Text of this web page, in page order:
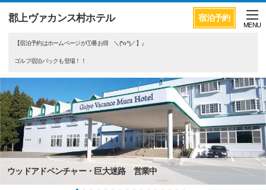
宿泊予約
郡上ヴァカンス村ホテル
MENU
【宿泊予約はホームページが①番お得 ＼(^o^)／】』
ゴルフ宿泊パックも登場！！
ウッドアドベンチャー・巨大迷路 営業中